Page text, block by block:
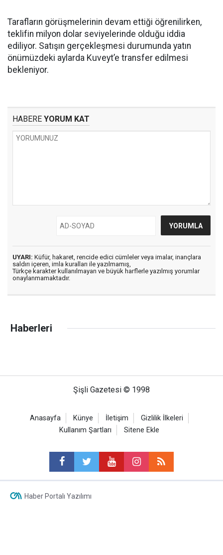
Tarafların görüşmelerinin devam ettiği öğrenilirken,
teklifin milyon dolar seviyelerinde olduğu iddia
ediliyor. Satışın gerçekleşmesi durumunda yatın
önümüzdeki aylarda Kuveyt’e transfer edilmesi
bekleniyor.
HABERE YORUM KAT
UYARI: Küfür, hakaret, rencide edici cümleler veya imalar, inançlara
saldırı içeren, imla kuralları ile yazılmamış,
Türkçe karakter kullanılmayan ve büyük harflerle yazılmış yorumlar
onaylanmamaktadır.
Haberleri
Şişli Gazetesi © 1998
Anasayfa Künye İletişim
Gizlilik İlkeleri
Kullanım Şartları
Sitene Ekle
Haber Portalı Yazılımı